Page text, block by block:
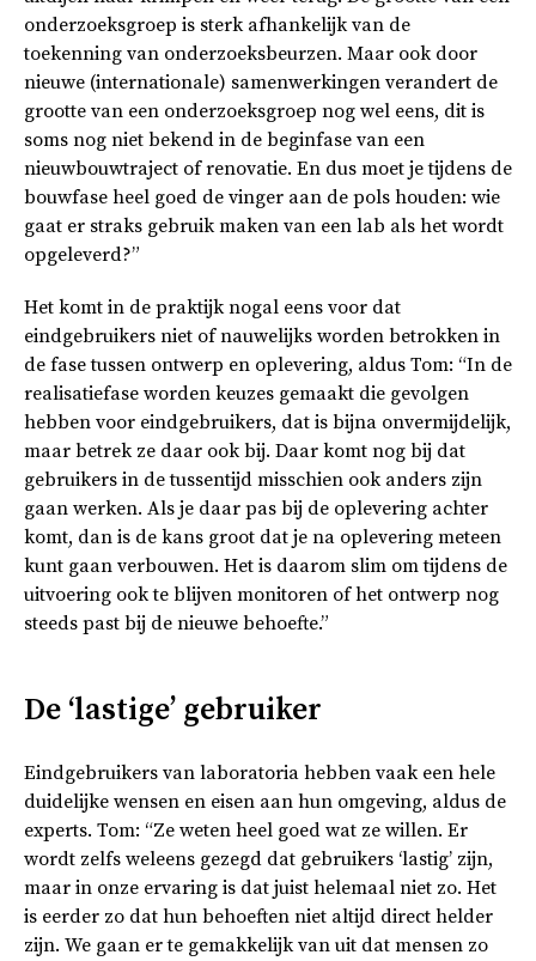
onderzoeksgroep is sterk afhankelijk van de
toekenning van onderzoeksbeurzen. Maar ook door
nieuwe (internationale) samenwerkingen verandert de
grootte van een onderzoeksgroep nog wel eens, dit is
soms nog niet bekend in de beginfase van een
nieuwbouwtraject of renovatie. En dus moet je tijdens de
bouwfase heel goed de vinger aan de pols houden: wie
gaat er straks gebruik maken van een lab als het wordt
opgeleverd?”
Het komt in de praktijk nogal eens voor dat
eindgebruikers niet of nauwelijks worden betrokken in
de fase tussen ontwerp en oplevering, aldus Tom: “In de
realisatiefase worden keuzes gemaakt die gevolgen
hebben voor eindgebruikers, dat is bijna onvermijdelijk,
maar betrek ze daar ook bij. Daar komt nog bij dat
gebruikers in de tussentijd misschien ook anders zijn
gaan werken. Als je daar pas bij de oplevering achter
komt, dan is de kans groot dat je na oplevering meteen
kunt gaan verbouwen. Het is daarom slim om tijdens de
uitvoering ook te blijven monitoren of het ontwerp nog
steeds past bij de nieuwe behoefte.”
De ‘lastige’ gebruiker
Eindgebruikers van laboratoria hebben vaak een hele
duidelijke wensen en eisen aan hun omgeving, aldus de
experts. Tom: “Ze weten heel goed wat ze willen. Er
wordt zelfs weleens gezegd dat gebruikers ‘lastig’ zijn,
maar in onze ervaring is dat juist helemaal niet zo. Het
is eerder zo dat hun behoeften niet altijd direct helder
zijn. We gaan er te gemakkelijk van uit dat mensen zo